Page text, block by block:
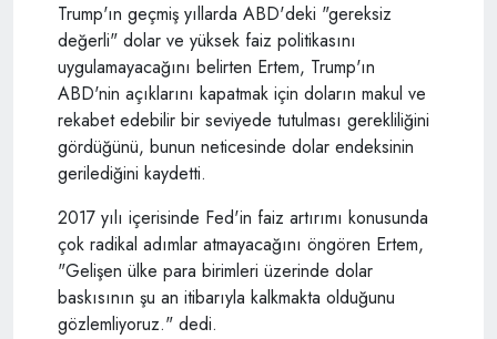
Trump'ın geçmiş yıllarda ABD'deki "gereksiz
değerli" dolar ve yüksek faiz politikasını
uygulamayacağını belirten Ertem, Trump'ın
ABD'nin açıklarını kapatmak için doların makul ve
rekabet edebilir bir seviyede tutulması gerekliliğini
gördüğünü, bunun neticesinde dolar endeksinin
gerilediğini kaydetti.
2017 yılı içerisinde Fed'in faiz artırımı konusunda
çok radikal adımlar atmayacağını öngören Ertem,
"Gelişen ülke para birimleri üzerinde dolar
baskısının şu an itibarıyla kalkmakta olduğunu
gözlemliyoruz." dedi.